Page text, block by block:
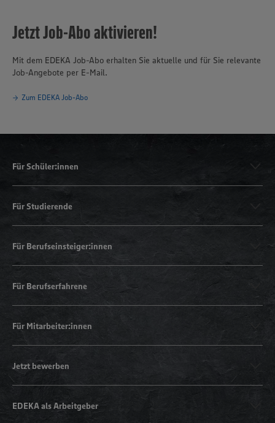
Jetzt Job-Abo aktivieren!
Mit dem EDEKA Job-Abo erhalten Sie aktuelle und für Sie relevante
Job-Angebote per E-Mail.
Zum EDEKA Job-Abo
Für Schüler:innen
Für Studierende
Für Berufseinsteiger:innen
Für Berufserfahrene
Für Mitarbeiter:innen
Jetzt bewerben
EDEKA als Arbeitgeber